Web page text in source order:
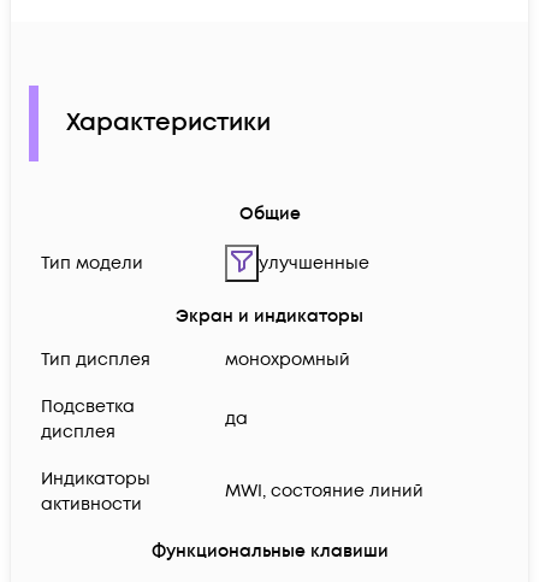
Характеристики
Общие
Тип модели улучшенные
Экран и индикаторы
Тип дисплея
монохромный
Подсветка
дисплея
да
Индикаторы
активности
MWI, состояние линий
Функциональные клавиши